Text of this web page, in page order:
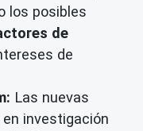
los posibles
de
de
Las nuevas
investigación